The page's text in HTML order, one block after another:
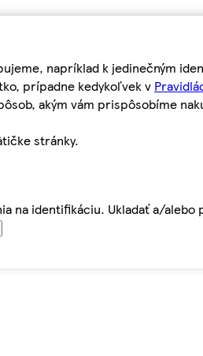
napríklad k jedinečným
prípadne kedykoľvek v
akým vám prispôsobíme
stránky.
na identifikáciu. Ukladať a/